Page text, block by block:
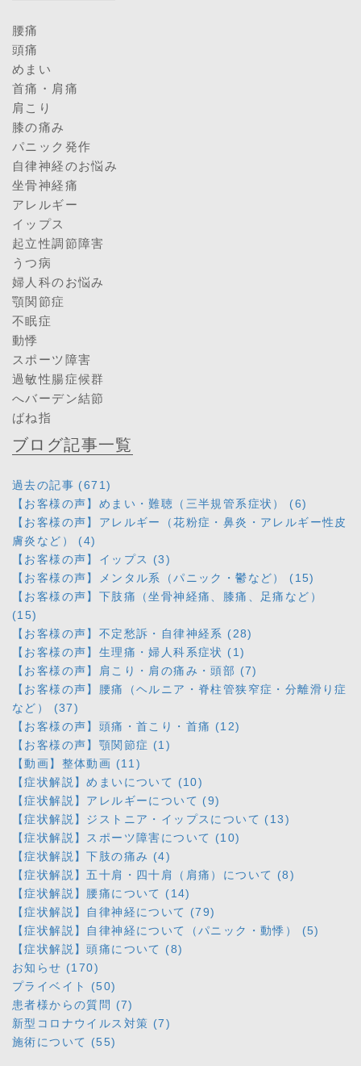
腰痛
頭痛
めまい
首痛・肩痛
肩こり
膝の痛み
パニック発作
自律神経のお悩み
坐骨神経痛
アレルギー
イップス
起立性調節障害
うつ病
婦人科のお悩み
顎関節症
不眠症
動悸
スポーツ障害
過敏性腸症候群
へバーデン結節
ばね指
ブログ記事一覧
過去の記事 (671)
【お客様の声】めまい・難聴（三半規管系症状） (6)
【お客様の声】アレルギー（花粉症・鼻炎・アレルギー性皮
膚炎など） (4)
【お客様の声】イップス (3)
【お客様の声】メンタル系（パニック・鬱など） (15)
【お客様の声】下肢痛（坐骨神経痛、膝痛、足痛など）
(15)
【お客様の声】不定愁訴・自律神経系 (28)
【お客様の声】生理痛・婦人科系症状 (1)
【お客様の声】肩こり・肩の痛み・頭部 (7)
【お客様の声】腰痛（ヘルニア・脊柱管狭窄症・分離滑り症
など） (37)
【お客様の声】頭痛・首こり・首痛 (12)
【お客様の声】顎関節症 (1)
【動画】整体動画 (11)
【症状解説】めまいについて (10)
【症状解説】アレルギーについて (9)
【症状解説】ジストニア・イップスについて (13)
【症状解説】スポーツ障害について (10)
【症状解説】下肢の痛み (4)
【症状解説】五十肩・四十肩（肩痛）について (8)
【症状解説】腰痛について (14)
【症状解説】自律神経について (79)
【症状解説】自律神経について（パニック・動悸） (5)
【症状解説】頭痛について (8)
お知らせ (170)
プライベイト (50)
患者様からの質問 (7)
新型コロナウイルス対策 (7)
施術について (55)